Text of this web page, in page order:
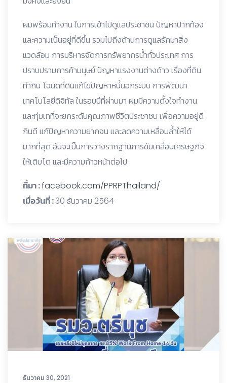
ผมพร้อมทำงาน ในการเข้าไปดูแลประชาชน ปัญหาปากท้อง
และความเป็นอยู่ที่ดีขึ้น รวมไปถีงด้านการดูแลรักษาสิ่ง
แวดล้อม การบริหารจัดการทรัพยากรน้ำทั่วประเทศ การ
ปราบปรามการค้ามนุษย์ ปัญหาแรงงานต่างด้าว เรื่องที่ดิน
ทำกิน โฉนดที่ดินแก้ไขปัญหาหนี้นอกระบบ การพัฒนา
เทคโนโลยีดิจิทัล ในรอบปีที่ผ่านมา ผมมีความตั้งใจทำงาน
และทุ่มเทที่จะยกระดับคุณภาพชีวิตประชาชน เพื่อความอยู่ดี
กินดี แก้ปัญหาความยากจน และลดความเหลื่อมล้ำให้ได้
มากที่สุด อันจะเป็นการวางรากฐานการขับเคลื่อนเศรษฐกิจ
ให้เติบโต และมีความก้าวหน้าต่อไป
ที่มา :facebook.com/PPRPThailand/
เมื่อวันที่ :30 ธันวาคม 2564
ธันวาคม 30, 2021